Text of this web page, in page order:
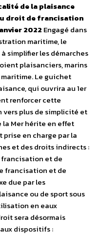
de la plaisance
droit de francisation
2022 Engagé dans
maritime, le
simplifier les démarches
plaisanciers, marins
Le guichet
qui ouvrira au 1er
renforcer cette
plus de simplicité et
la Mer hérite en effet
prise en charge par la
et des droits indirects :
et de
francisation et de
due par les
ou de sport sous
en eaux
sera désormais
dispositifs :